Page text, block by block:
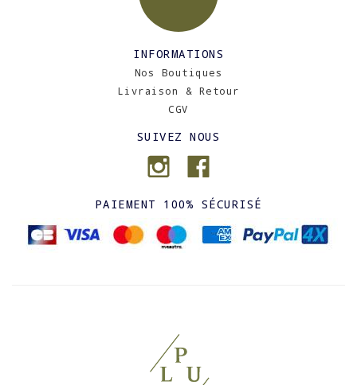
INFORMATIONS
Nos Boutiques
Livraison & Retour
CGV
SUIVEZ NOUS
PAIEMENT 100% SÉCURISÉ